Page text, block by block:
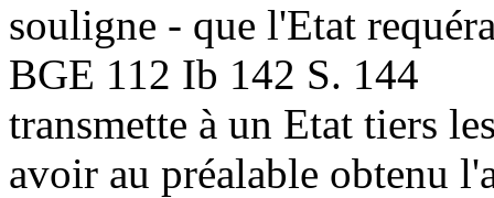
souligne - que l'Etat
BGE 112 Ib 142 S. 144
transmette à un Etat tiers
avoir au préalable obtenu